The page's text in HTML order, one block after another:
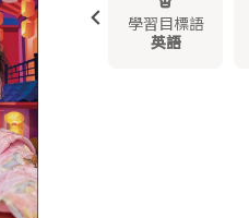
學習目標語
英語